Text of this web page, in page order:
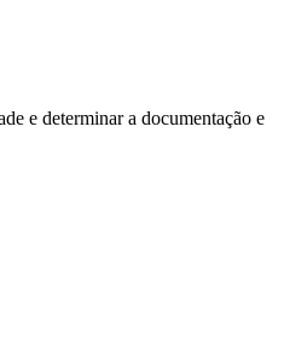
e determinar a documentação e